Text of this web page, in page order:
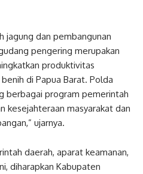
jagung dan pembangunan
pengering merupakan
produktivitas
di Papua Barat. Polda
berbagai program pemerintah
kesejahteraan masyarakat dan
ujarnya.
daerah, aparat keamanan,
diharapkan Kabupaten